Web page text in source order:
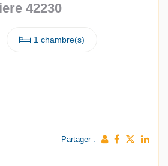
42230
1 chambre(s)
Partager :